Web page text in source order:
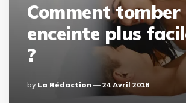
Comment tomber
enceinte plus
?
Posted
By
By La Rédaction 24 Avril 2018